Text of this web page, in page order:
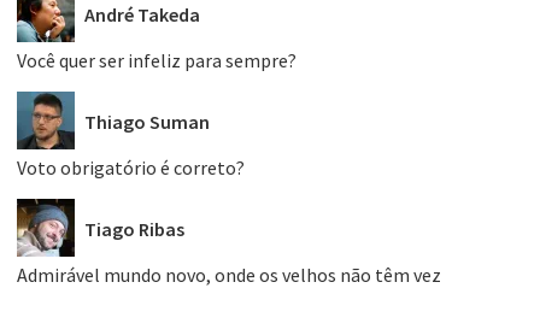
André Takeda
Você quer ser infeliz para sempre?
Thiago Suman
Voto obrigatório é correto?
Tiago Ribas
Admirável mundo novo, onde os velhos não têm vez